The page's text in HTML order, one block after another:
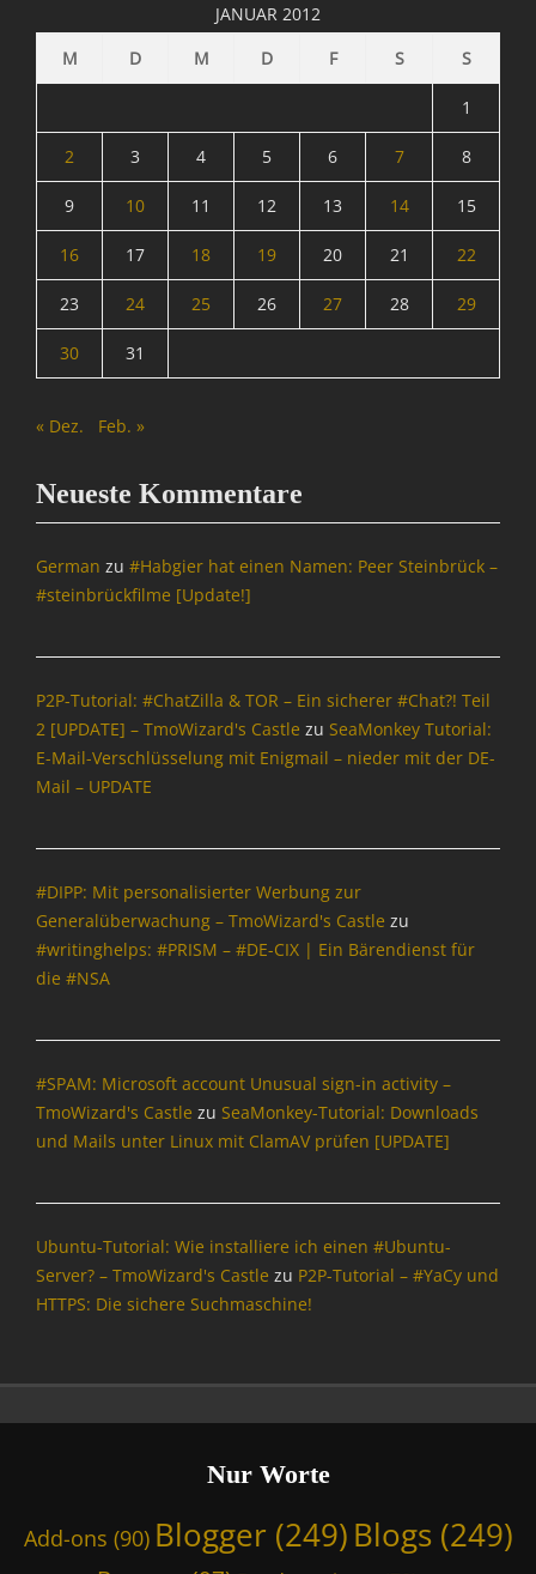
i
n
W
b
a
t
F
a
Tags
l
o
g
g
o
g
s
f
o
t
n
,
t
,
JANUAR 2012
M
D M D F S S
1
2 3 4 5 6 7 8
9 10 11 12 13 14 15
16 17 18 19 20 21 22
23 24 25 26 27 28 29
30 31
« Dez. Feb. »
Neueste Kommentare
German zu #Habgier hat einen Namen: Peer Steinbrück –
#steinbrückfilme [Update!]
P2P-Tutorial: #ChatZilla & TOR – Ein sicherer #Chat?! Teil
2 [UPDATE] – TmoWizard's Castle zu SeaMonkey Tutorial:
E-Mail-Verschlüsselung mit Enigmail – nieder mit der DE-
Mail – UPDATE
#DIPP: Mit personalisierter Werbung zur
Generalüberwachung – TmoWizard's Castle zu
#writinghelps: #PRISM – #DE-CIX | Ein Bärendienst für
die #NSA
#SPAM: Microsoft account Unusual sign-in activity –
TmoWizard's Castle zu SeaMonkey-Tutorial: Downloads
und Mails unter Linux mit ClamAV prüfen [UPDATE]
Ubuntu-Tutorial: Wie installiere ich einen #Ubuntu-
Server? – TmoWizard's Castle zu P2P-Tutorial – #YaCy und
HTTPS: Die sichere Suchmaschine!
Nur Worte
Add-ons (90) Blogger (249) Blogs(249)